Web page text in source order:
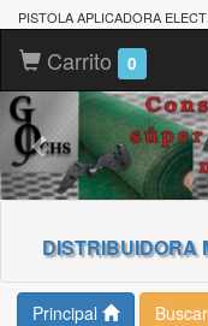
PISTOLA APLICADORA
Carrito 0
DISTRIBUIDORA
Principal Buscar